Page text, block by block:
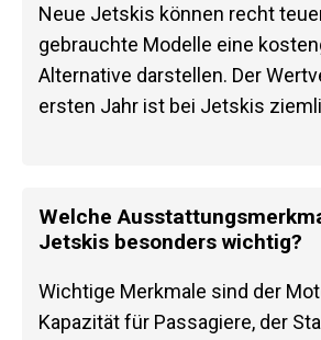
Neue Jetskis können recht
gebrauchte Modelle eine
Alternative darstellen. Der
ersten Jahr ist bei Jetskis
Welche
Jetskis besonders wichtig?
Wichtige Merkmale sind der
Kapazität für Passagiere, der